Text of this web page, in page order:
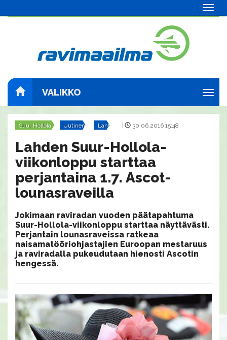
VALIKKO
Suur Hollola Uutinen Lahti | 30.06.2016 15:48
Lahden Suur-Hollola-
viikonloppu starttaa
perjantaina 1.7. Ascot-
lounasraveilla
Jokimaan raviradan vuoden päätapahtuma
Suur-Hollola-viikonloppu starttaa näyttävästi.
Perjantain lounasraveissa ratkeaa
naisamatööriohjastajien Euroopan mestaruus
ja raviradalla pukeudutaan hienosti Ascotin
hengessä.